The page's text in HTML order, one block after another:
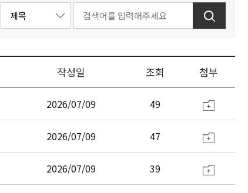
작성일 조회 첨부
2026/07/09 49
2026/07/09 47
2026/07/09 39